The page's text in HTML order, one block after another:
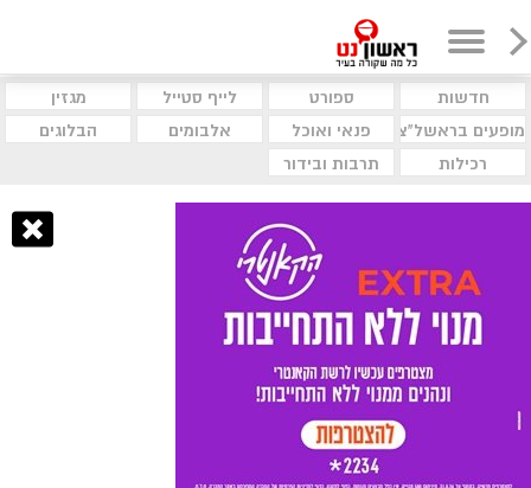
חדשות ספורט לייף סטייל
מגזין
מופעים בראשל"צ
פנאי ואוכל אלבומים
הבלוגים
רכילות
תרבות ובידור